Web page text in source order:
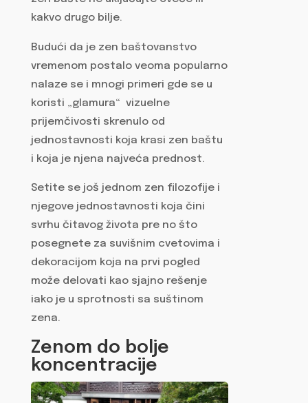
kakvo drugo bilje.
Budući da je zen baštovanstvo
vremenom postalo veoma popularno
nalaze se i mnogi primeri gde se u
koristi „glamura“ vizuelne
prijemčivosti skrenulo od
jednostavnosti koja krasi zen baštu
i koja je njena najveća prednost.
Setite se još jednom zen filozofije i
njegove jednostavnosti koja čini
svrhu čitavog života pre no što
posegnete za suvišnim cvetovima i
dekoracijom koja na prvi pogled
može delovati kao sjajno rešenje
iako je u sprotnosti sa suštinom
zena.
Zenom do bolje
koncentracije